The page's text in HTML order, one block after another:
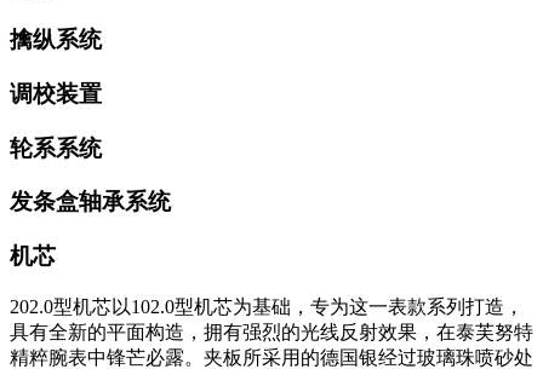
擒纵系统
调校装置
轮系系统
发条盒轴承系统
机芯
202.0型机芯以102.0型机芯为基础，专为这一表款系列打造，
具有全新的平面构造，拥有强烈的光线反射效果，在泰芙努特
精粹腕表中锋芒必露。夹板所采用的德国银经过玻璃珠喷砂处